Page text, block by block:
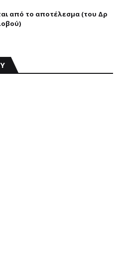
από το αποτέλεσμα (του Δρ